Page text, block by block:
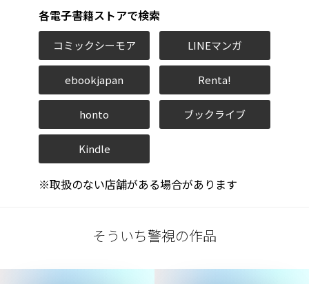
各電子書籍ストアで検索
コミックシーモア LINEマンガ
ebookjapan Renta!
honto ブックライブ
Kindle
※取扱のない店舗がある場合があります
そういち警視の作品